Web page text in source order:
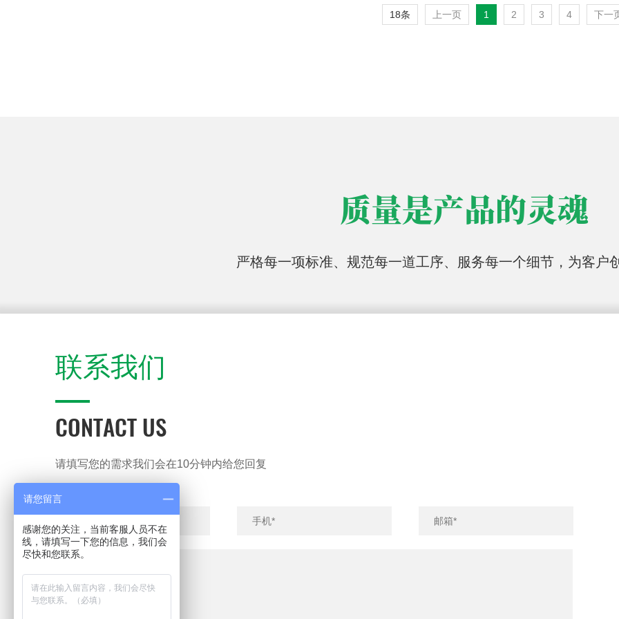
18条 上一页 1 2 3 4 下一
质量是产品的灵魂
严格每一项标准、规范每一道工序、服务每一个细节，为客户
联系我们
CONTACT US
请填写您的需求我们会在10分钟内给您回复
请您留言
感谢您的关注，当前客服人员不在
线，请填写一下您的信息，我们会
尽快和您联系。